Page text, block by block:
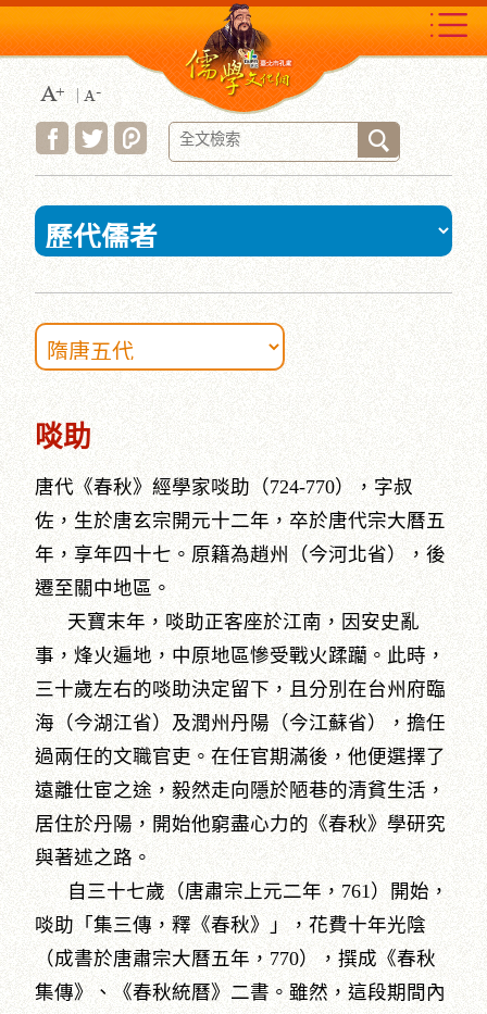
到
主
要
內
容
區
塊
:::
啖助
唐代《春秋》經學家啖助（724-770），字叔
佐，生於唐玄宗開元十二年，卒於唐代宗大曆五
年，享年四十七。原籍為趙州（今河北省），後
遷至關中地區。
天寶末年，啖助正客座於江南，因安史亂
事，烽火遍地，中原地區慘受戰火蹂躪。此時，
三十歲左右的啖助決定留下，且分別在台州府臨
海（今湖江省）及潤州丹陽（今江蘇省），擔任
過兩任的文職官吏。在任官期滿後，他便選擇了
遠離仕宦之途，毅然走向隱於陋巷的清貧生活，
居住於丹陽，開始他窮盡心力的《春秋》學研究
與著述之路。
自三十七歲（唐肅宗上元二年，761）開始，
啖助「集三傳，釋《春秋》」，花費十年光陰
（成書於唐肅宗大曆五年，770），撰成《春秋
集傳》、《春秋統曆》二書。雖然，這段期間內